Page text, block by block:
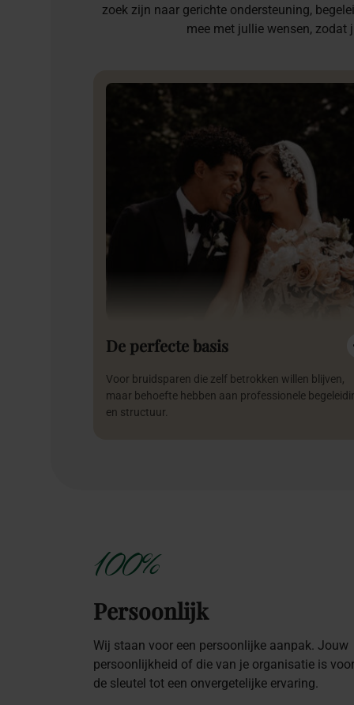
zoek zijn naar gerichte ondersteuning,
mee met jullie wensen,
De perfecte basis
Voor bruidsparen die zelf betrokken willen blijven,
maar behoefte hebben aan professionele
en structuur.
100%
Persoonlijk
Wij staan voor een persoonlijke aanpak. Jouw
persoonlijkheid of die van je organisatie is
de sleutel tot een onvergetelijke ervaring.